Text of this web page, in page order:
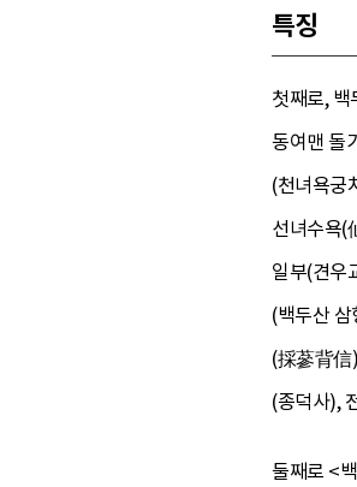
특징
첫째로,
동여맨 돌
(천녀욕
선녀수욕(
일부(견우
(백두산
(採蔘背信
(종덕사),
둘째로 <